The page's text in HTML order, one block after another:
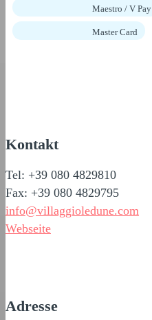
Maestro / V Pay
Master Card
Kontakt
Tel: +39 080 4829810
Fax: +39 080 4829795
info@villaggioledune.com
Webseite
Adresse